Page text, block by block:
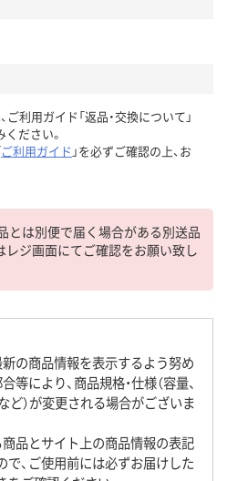
ご利用ガイド「返品・交換について」
ださい。
ご利用ガイド 」を必ずご確認の上、お
とは別便で届く場合がある別送品
レジ画面にてご確認をお願い致し
の商品情報を表示するよう努め
により、商品規格・仕様（容量、
ど）が変更される場合がございま
品とサイト上の商品情報の表記
、ご使用前には必ずお届けした